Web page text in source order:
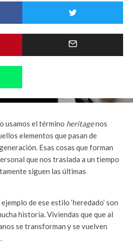
usamos el término heritagenos
elementos que pasan de
Esas cosas que forman
que nos traslada a un tiempo
siguen las últimas
de ese estilo ‘heredado’ son
historia. Viviendas que que al
se transforman y se vuelven